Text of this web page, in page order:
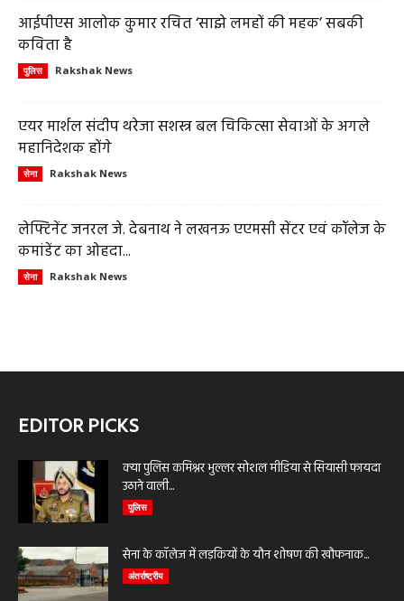
आईपीएस आलोक कुमार रचित ‘साझे लमहों की महक’ सबकी
कविता है
पुलिस Rakshak News
एयर मार्शल संदीप थरेजा सशस्त्र बल चिकित्सा सेवाओं के अगले
महानिदेशक होंगे
सेना Rakshak News
लेफ्टिनेंट जनरल जे. देबनाथ ने लखनऊ एएमसी सेंटर एवं कॉलेज के
कमांडेंट का ओहदा...
सेना Rakshak News
EDITOR PICKS
क्या पुलिस कमिश्नर भुल्लर सोशल मीडिया से सियासी फायदा
उठाने वाली...
पुलिस
सेना के कॉलेज में लड़कियों के यौन शोषण की खौफनाक...
अंतर्राष्ट्रीय